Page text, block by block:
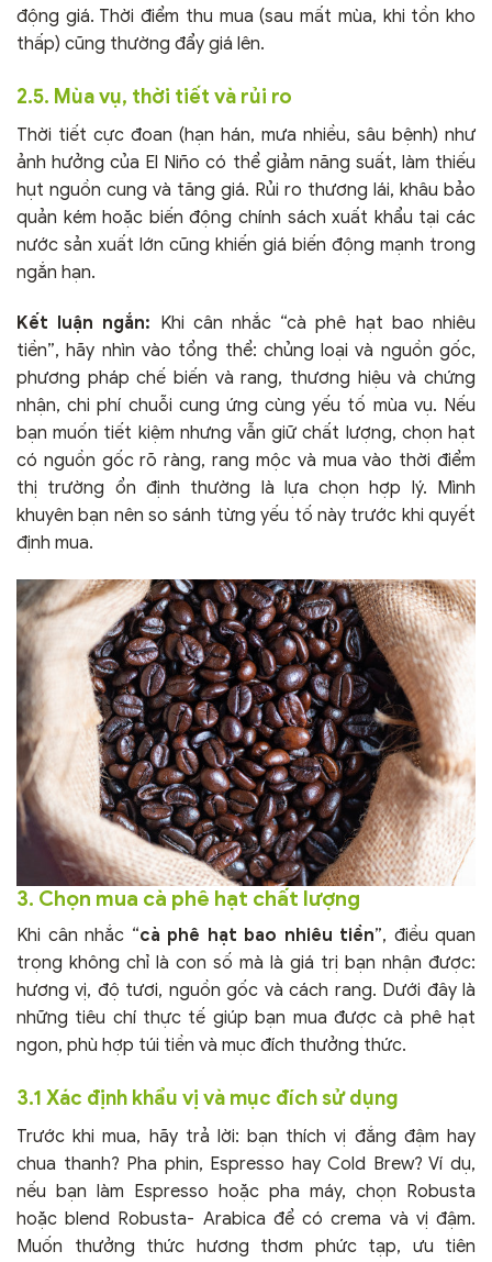
động giá. Thời điểm thu mua (sau mất mùa, khi tồn kho
thấp) cũng thường đẩy giá lên.
2.5. Mùa vụ, thời tiết và rủi ro
Thời tiết cực đoan (hạn hán, mưa nhiều, sâu bệnh) như
ảnh hưởng của El Niño có thể giảm năng suất, làm thiếu
hụt nguồn cung và tăng giá. Rủi ro thương lái, khâu bảo
quản kém hoặc biến động chính sách xuất khẩu tại các
nước sản xuất lớn cũng khiến giá biến động mạnh trong
ngắn hạn.
Kết luận ngắn: Khi cân nhắc “cà phê hạt bao nhiêu
tiền”, hãy nhìn vào tổng thể: chủng loại và nguồn gốc,
phương pháp chế biến và rang, thương hiệu và chứng
nhận, chi phí chuỗi cung ứng cùng yếu tố mùa vụ. Nếu
bạn muốn tiết kiệm nhưng vẫn giữ chất lượng, chọn hạt
có nguồn gốc rõ ràng, rang mộc và mua vào thời điểm
thị trường ổn định thường là lựa chọn hợp lý. Mình
khuyên bạn nên so sánh từng yếu tố này trước khi quyết
định mua.
3. Chọn mua cà phê hạt chất lượng
Khi cân nhắc “cà phê hạt bao nhiêu tiền”, điều quan
trọng không chỉ là con số mà là giá trị bạn nhận được:
hương vị, độ tươi, nguồn gốc và cách rang. Dưới đây là
những tiêu chí thực tế giúp bạn mua được cà phê hạt
ngon, phù hợp túi tiền và mục đích thưởng thức.
3.1 Xác định khẩu vị và mục đích sử dụng
Trước khi mua, hãy trả lời: bạn thích vị đắng đậm hay
chua thanh? Pha phin, Espresso hay Cold Brew? Ví dụ,
nếu bạn làm Espresso hoặc pha máy, chọn Robusta
hoặc blend Robusta- Arabica để có crema và vị đậm.
Muốn thưởng thức hương thơm phức tạp, ưu tiên